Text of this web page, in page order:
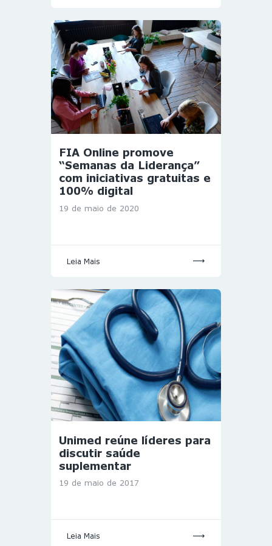
FIA Online promove
“Semanas da Liderança”
com iniciativas gratuitas e
100% digital
19 de maio de 2020
Leia Mais
Unimed reúne líderes para
discutir saúde
suplementar
19 de maio de 2017
Leia Mais